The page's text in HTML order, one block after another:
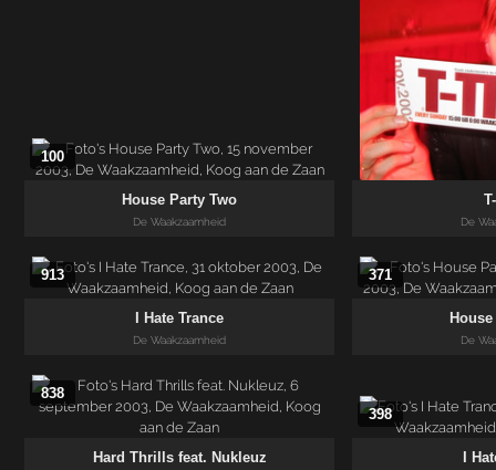
100
House Party Two
De Waakzaamheid De
913
I Hate Trance
De Waakzaamheid
371
De
838
Hard Thrills feat. Nukleuz
398
I